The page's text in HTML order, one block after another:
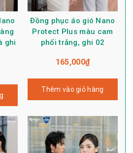
ghi
Đồng phục áo gió Nano
Protect Plus màu cam
phối trắng, ghi 02
165,000₫
Thêm vào giỏ hàng